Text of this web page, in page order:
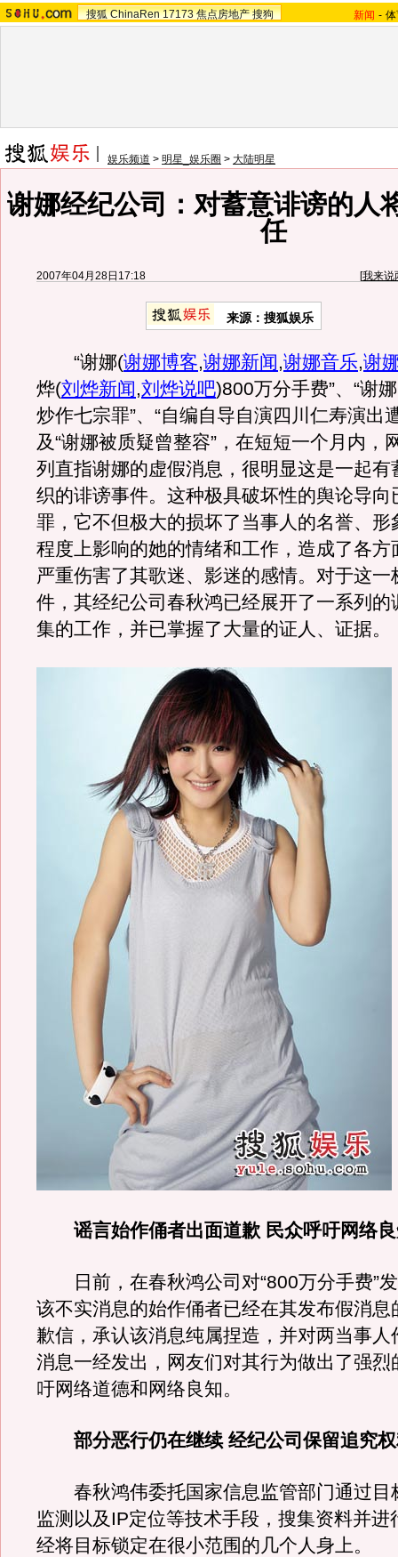
搜狐 ChinaRen 17173 焦点房地产 搜狗 新闻 -
娱乐频道 > 明星_娱乐圈 > 大陆明星
谢娜经纪公司：对蓄意诽谤的人
任
2007年04月28日17:18 [我来说
来源：搜狐娱乐
“谢娜(谢娜博客,谢娜新闻,谢娜音乐,谢
烨(刘烨新闻,刘烨说吧)800万分手费”、“谢
炒作七宗罪”、“自编自导自演四川仁寿演出
及“谢娜被质疑曾整容”，在短短一个月内，
列直指谢娜的虚假消息，很明显这是一起有
织的诽谤事件。这种极具破坏性的舆论导向
罪，它不但极大的损坏了当事人的名誉、形
程度上影响的她的情绪和工作，造成了各方
严重伤害了其歌迷、影迷的感情。对于这一
件，其经纪公司春秋鸿已经展开了一系列的
集的工作，并已掌握了大量的证人、证据。
谣言始作俑者出面道歉 民众呼吁网络
日前，在春秋鸿公司对“800万分手费”
该不实消息的始作俑者已经在其发布假消息
歉信，承认该消息纯属捏造，并对两当事人
消息一经发出，网友们对其行为做出了强烈
吁网络道德和网络良知。
部分恶行仍在继续 经纪公司保留追究
春秋鸿伟委托国家信息监管部门通过目
监测以及IP定位等技术手段，搜集资料并进
经将目标锁定在很小范围的几个人身上。